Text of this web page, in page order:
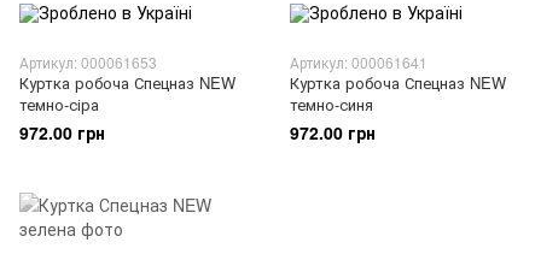
Артикул: 000061653
Куртка робоча Спецназ NEW
темно-сіра
972.00 грн
Артикул: 000061641
Куртка робоча Спецназ NEW
темно-синя
972.00 грн